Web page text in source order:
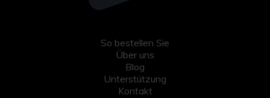
So bestellen Sie
Über uns
Blog
Unterstützung
Kontakt